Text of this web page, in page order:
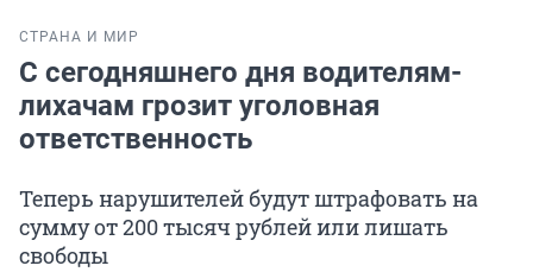
СТРАНА И МИР
С сегодняшнего дня водителям-
лихачам грозит уголовная
ответственность
Теперь нарушителей будут штрафовать на
сумму от 200 тысяч рублей или лишать
свободы